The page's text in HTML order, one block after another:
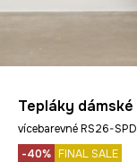
Tepláky
vícebarevné RS26-
-40% FINAL SALE